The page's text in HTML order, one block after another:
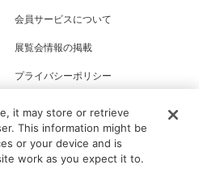
会員サービスについて
展覧会情報の掲載
プライバシーポリシー
it may store or retrieve
This information might be
or your device and is
work as you expect it to.